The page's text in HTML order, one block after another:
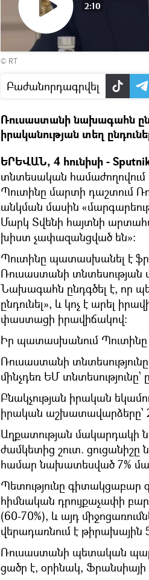
Դիտել
2:10
© RT
Բաժանորդագրվել
Ռուսաստանի նախագահն
իրականության տեղ
ԵՐԵՎԱՆ, 4 հունիսի -
տնտեսական
Պուտինը մարտի դաշտում
անկման մասին
Մարկ Տվենի հայտնի
խիստ չափազանցված են»։
Պուտինը պատասխանել է
Ռուսաստանի տնտեսության
Նախագահն ընդգծել է, որ
ընդունել», և կոչ է արել
փաստացի իրավիճակով։
Իր պատասխանում Պուտինը
Ռուսաստանի
մինչդեռ ԵՄ տնտեսությունը՝
Բնակչության իրական
իրական աշխատավարձերը՝
Աղքատության մակարդակի
ժամկետից շուտ. ցուցանիշը
համար նախատեսված 7%
Պետությունը գիտակցաբար
հիմնական դրույքաչափի
(60-70%), և այդ
վերադառնում է թիրախային
Ռուսաստանի պետական
ցածր է, օրինակ,